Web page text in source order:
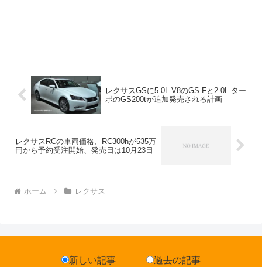
レクサスGSに5.0L V8のGS Fと2.0L ター
ボのGS200tが追加発売される計画
レクサスRCの車両価格、RC300hが535万
円から予約受注開始、発売日は10月23日
ホーム レクサス
新しい記事 過去の記事